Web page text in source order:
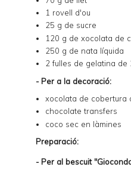
1 rovell d'ou
25 g de sucre
120 g de xocolata de
250 g de nata líquida
2 fulles de gelatina de
- Per a la decoració:
xocolata de cobertura
chocolate transfers
coco sec en làmines
Preparació:
- Per al bescuit